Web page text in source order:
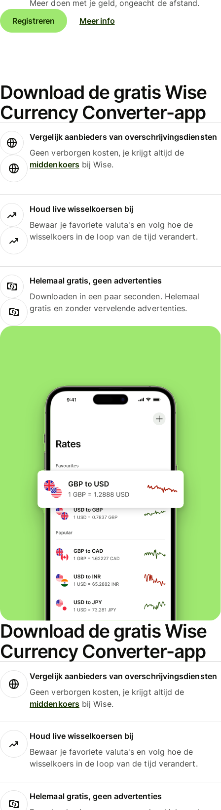
Meer doen met je geld, ongeacht de afstand.
Registreren
Meer info
Download de gratis Wise
Currency Converter-app
Vergelijk aanbieders van overschrijvingsdiensten
Geen verborgen kosten, je krijgt altijd de
middenkoersbij Wise.
Houd live wisselkoersen bij
Bewaar je favoriete valuta's en volg hoe de
wisselkoers in de loop van de tijd verandert.
Helemaal gratis, geen advertenties
Downloaden in een paar seconden. Helemaal
gratis en zonder vervelende advertenties.
Download de gratis Wise
Currency Converter-app
Vergelijk aanbieders van overschrijvingsdiensten
Geen verborgen kosten, je krijgt altijd de
middenkoersbij Wise.
Houd live wisselkoersen bij
Bewaar je favoriete valuta's en volg hoe de
wisselkoers in de loop van de tijd verandert.
Helemaal gratis, geen advertenties